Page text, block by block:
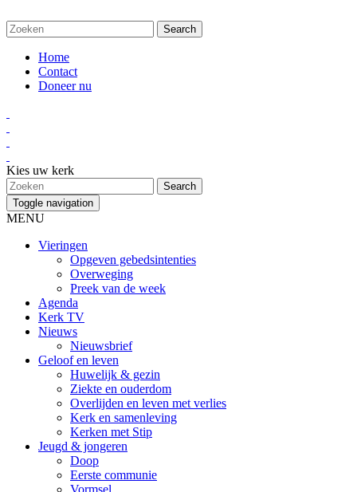
Home
Contact
Doneer nu
Kies uw kerk
Toggle navigation
MENU
Vieringen
Opgeven gebedsintenties
Overweging
Preek van de week
Agenda
Kerk TV
Nieuws
Nieuwsbrief
Geloof en leven
Huwelijk & gezin
Ziekte en ouderdom
Overlijden en leven met verlies
Kerk en samenleving
Kerken met Stip
Jeugd & jongeren
Doop
Eerste communie
Vormsel